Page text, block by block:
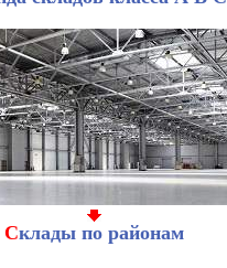
Склады по районам